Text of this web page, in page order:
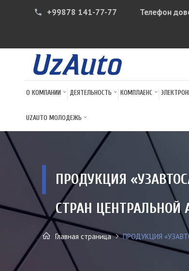
phone +99878 141-77-77 Телефон
О КОМПАНИИ ДЕЯТЕЛЬНОСТЬ КОМПЛАЕНС
UZAUTO МОЛОДЕЖЬ
ПРОДУКЦИЯ
СТРАН ЦЕНТРАЛЬНОЙ
Главная страница ПРОДУКЦИЯ